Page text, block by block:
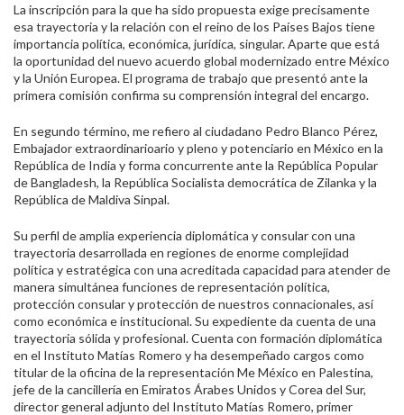
La inscripción para la que ha sido propuesta exige precisamente
esa trayectoria y la relación con el reino de los Países Bajos tiene
importancia política, económica, jurídica, singular. Aparte que está
la oportunidad del nuevo acuerdo global modernizado entre México
y la Unión Europea. El programa de trabajo que presentó ante la
primera comisión confirma su comprensión integral del encargo.
En segundo término, me refiero al ciudadano Pedro Blanco Pérez,
Embajador extraordinarioario y pleno y potenciario en México en la
República de India y forma concurrente ante la República Popular
de Bangladesh, la República Socialista democrática de Zilanka y la
República de Maldiva Sinpal.
Su perfil de amplia experiencia diplomática y consular con una
trayectoria desarrollada en regiones de enorme complejidad
política y estratégica con una acreditada capacidad para atender de
manera simultánea funciones de representación política,
protección consular y protección de nuestros connacionales, así
como económica e institucional. Su expediente da cuenta de una
trayectoria sólida y profesional. Cuenta con formación diplomática
en el Instituto Matías Romero y ha desempeñado cargos como
titular de la oficina de la representación Me México en Palestina,
jefe de la cancillería en Emiratos Árabes Unidos y Corea del Sur,
director general adjunto del Instituto Matías Romero, primer